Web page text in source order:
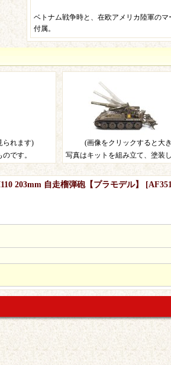
ベトナム戦争時と、在欧アメリカ陸軍の
付属。
られます)
です。
(画像をクリックすると大
写真はキットを組み立て、塗装
203mm 自走榴弾砲【プラモデル】 [